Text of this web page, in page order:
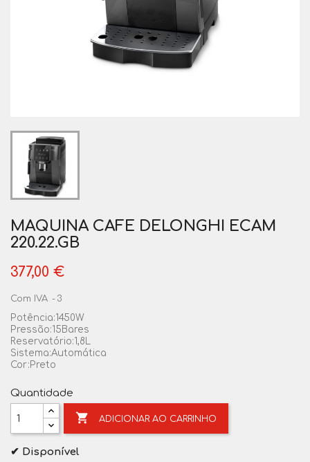
MAQUINA CAFE DELONGHI ECAM
220.22.GB
377,00 €
Com IVA 3
Potência:1450W
Pressão:15Bares
Reservatório:1,8L
Sistema:Automática
Cor:Preto
Quantidade
 ADICIONAR AO CARRINHO
✔ Disponível